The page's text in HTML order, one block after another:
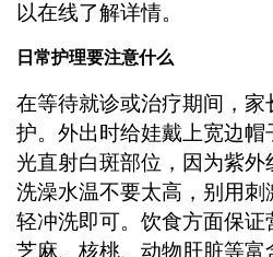
以在线了解详情。
日常护理要注意什么
在等待就诊或治疗期间，
护。外出时给娃戴上宽边帽
光直射白斑部位，因为紫外
洗澡水温不要太高，别用
轻冲洗即可。饮食方面保
芝麻、核桃、动物肝脏等富